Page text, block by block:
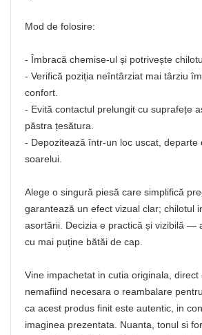
Mod de folosire:
- Îmbracă chemise‑ul și potrivește
- Verifică poziția neîntârziat mai târziu
confort.
- Evită contactul prelungit cu suprafețe
păstra țesătura.
- Depozitează într‑un loc uscat,
soarelui.
Alege o singură piesă care simplifică
garantează un efect vizual clar; chilotul
asortării. Decizia e practică și vizibilă —
cu mai puține bătăi de cap.
Vine impachetat in cutia originala, direct
nemafiind necesara o reambalare
ca acest produs finit este autentic, in
imaginea prezentata. Nuanta, tonul si